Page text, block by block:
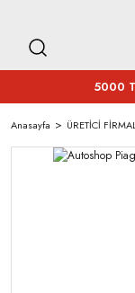
5000
Anasayfa ÜRETİCİ